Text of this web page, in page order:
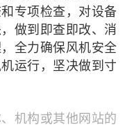
专项检查，对设备
做到即查即改、消
全力确保风机安全
运行，坚决做到寸
机构或其他网站的